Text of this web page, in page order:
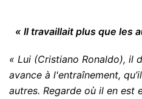
« Il travaillait plus que les
« Lui (Cristiano Ronaldo), il
avance à l'entraînement,
autres. Regarde où il en est